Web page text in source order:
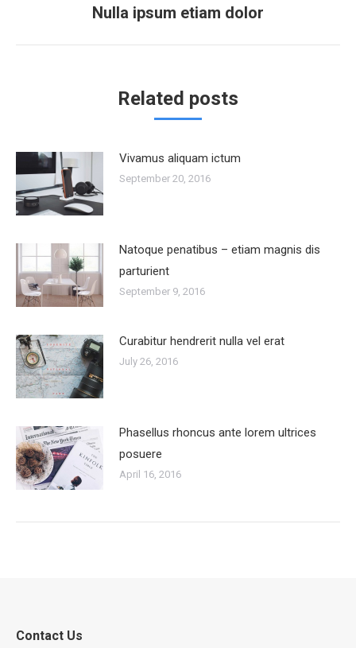
Next
Nulla ipsum etiam dolor
Related posts
Vivamus aliquam ictum
September 20, 2016
Natoque penatibus – etiam magnis dis
parturient
September 9, 2016
Curabitur hendrerit nulla vel erat
July 26, 2016
Phasellus rhoncus ante lorem ultrices
posuere
April 16, 2016
Contact Us